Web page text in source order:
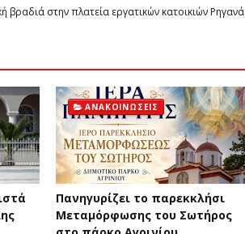
βραδιά στην πλατεία εργατικών κατοικιών Ρηγανά
ΑΝΑΚΟΙΝΏΣΕΙΣ
Πανηγυρίζει το παρεκκλήσι
Μεταμόρφωσης του Σωτήρος